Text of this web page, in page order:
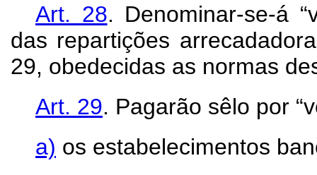
Art. 28. Denominar-se-á
das repartições
29, obedecidas as normas
Art. 29. Pagarão sêlo por
a) os estabelecimentos